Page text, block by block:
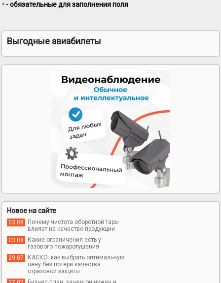
* - обязательные для заполнения поля
Выгодные авиабилеты
Новое на сайте
03 08
Почему чистота оборотной тары
влияет на качество продукции
03 08
Какие ограничения есть у
газового пожаротушения
29 07
КАСКО: как выбрать оптимальную
цену без потери качества
страховой защиты